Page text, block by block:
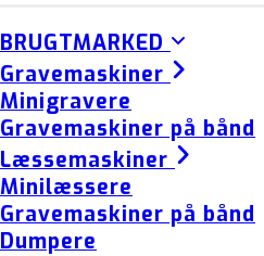
BRUGTMARKED
Gravemaskiner
Minigravere
Gravemaskiner på bånd
Læssemaskiner
Minilæssere
Gravemaskiner på bånd
Dumpere